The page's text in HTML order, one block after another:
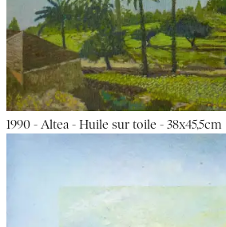
1990 - Altea - Huile sur toile - 38x45,5cm